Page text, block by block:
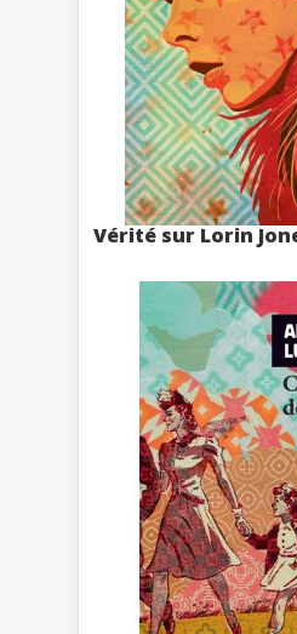
Vérité sur Lorin